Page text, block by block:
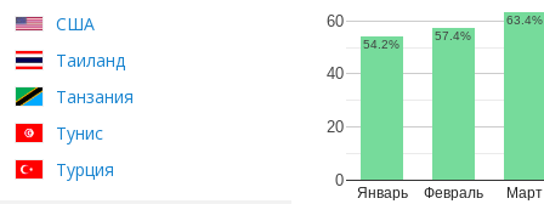
США
Таиланд
Танзания
Тунис
Турция
Январь Февраль Март
0
20
40
60
54.2%
57.4%
63.4%